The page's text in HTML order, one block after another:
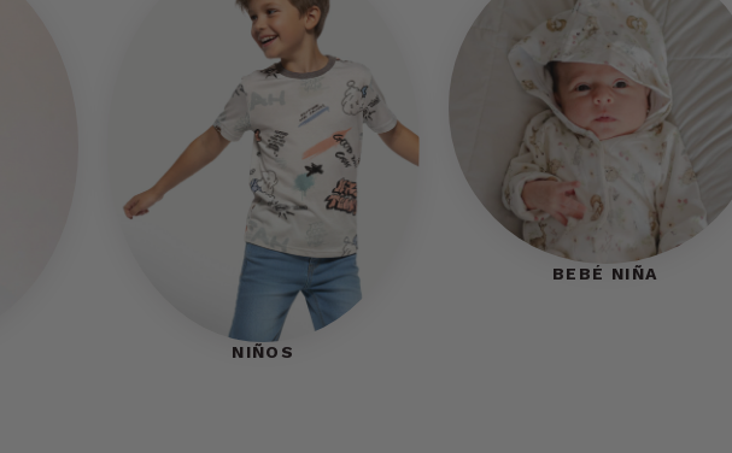
NIÑOS
BEBÉ NIÑA